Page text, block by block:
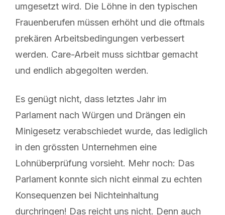
umgesetzt wird. Die Löhne in den typischen
Frauenberufen müssen erhöht und die oftmals
prekären Arbeitsbedingungen verbessert
werden. Care-Arbeit muss sichtbar gemacht
und endlich abgegolten werden.
Es genügt nicht, dass letztes Jahr im
Parlament nach Würgen und Drängen ein
Minigesetz verabschiedet wurde, das lediglich
in den grössten Unternehmen eine
Lohnüberprüfung vorsieht. Mehr noch: Das
Parlament konnte sich nicht einmal zu echten
Konsequenzen bei Nichteinhaltung
durchringen! Das reicht uns nicht. Denn auch